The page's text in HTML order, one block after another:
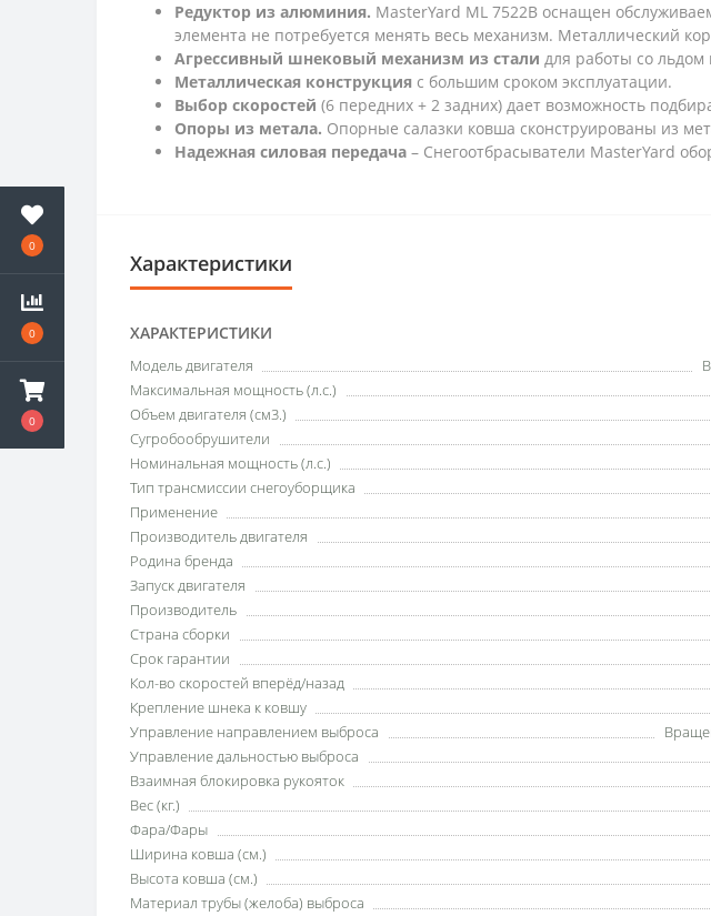
0
0
0
Редуктор из алюминия. MasterYard ML 7522B оснащен
элемента не потребуется менять весь механизм. Металлический
Агрессивный шнековый механизм из стали для работы со льдом
Металлическая конструкция с большим сроком эксплуатации.
Выбор скоростей (6 передних + 2 задних) дает возможность
Опоры из метала. Опорные салазки ковша сконструированы из
Надежная силовая передача – Снегоотбрасыватели MasterYard
Характеристики
ХАРАКТЕРИСТИКИ
Модель двигателя
Максимальная мощность (л.с.)
Объем двигателя (см3.)
Сугробообрушители
Номинальная мощность (л.с.)
Тип трансмиссии снегоуборщика
Применение
Производитель двигателя
Родина бренда
Запуск двигателя
Производитель
Страна сборки
Срок гарантии
Кол-во скоростей вперёд/назад
Крепление шнека к ковшу
Управление направлением выброса
Управление дальностью выброса
Взаимная блокировка рукояток
Вес (кг.)
Фара/Фары
Ширина ковша (см.)
Высота ковша (см.)
Материал трубы (желоба) выброса